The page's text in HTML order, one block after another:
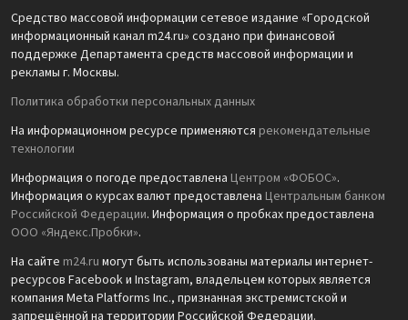
Средство массовой информации сетевое издание «Городской
информационный канал m24.ru» создано при финансовой
поддержке Департамента средств массовой информации и
рекламы г. Москвы.
Политика обработки персональных данных
На информационном ресурсе применяются рекомендательные
технологии
Информация о погоде предоставлена Центром «ФОБОС».
Информация о курсах валют предоставлена Центральным банком
Российской Федерации. Информация о пробках предоставлена
ООО «Яндекс.Пробки».
На сайте m24.ru могут быть использованы материалы интернет-
ресурсов Facebook и Instagram, владельцем которых является
компания Meta Platforms Inc., признанная экстремистской и